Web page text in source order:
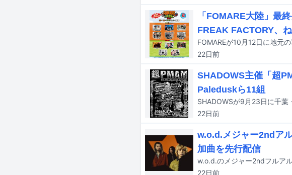
「FOMARE大陸」最
FREAK FACTORY、ね
22日前
SHADOWS主催「超
Paleduskら11組
22日前
w.o.d.メジャー2ndア
加曲を先行配信
w.o.d.のメジャー2ndフルア
22日前